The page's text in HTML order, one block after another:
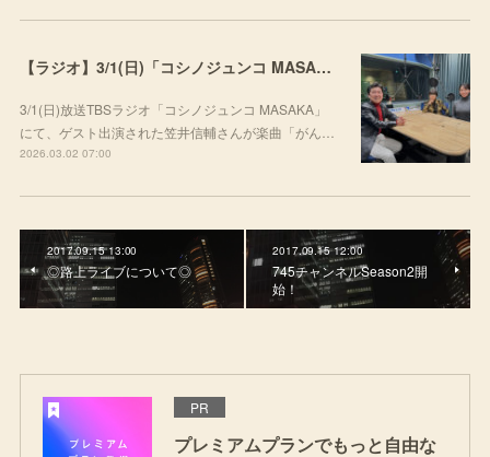
【ラジオ】3/1(日)「コシノジュンコ MASAKA」にて楽曲をご紹介いただきました
3/1(日)放送TBSラジオ「コシノジュンコ MASAKA」
にて、ゲスト出演された笠井信輔さんが楽曲「がん…
2026.03.02 07:00
2017.09.15 13:00
◎路上ライブについて◎
2017.09.15 12:00
745チャンネルSeason2開
始！
PR
プレミアムプランでもっと自由な